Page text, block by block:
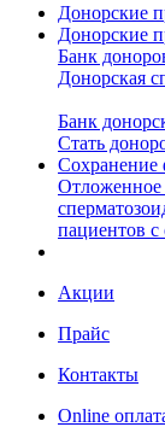
Донорские
Донорские
Банк
Донорская
Банк
Стать
Сохранение
Отложенное
пациентов с
Акции
Прайс
Контакты
Online